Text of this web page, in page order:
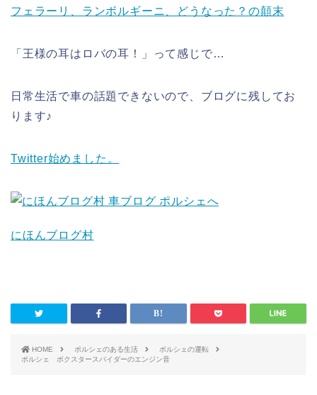
フェラーリ、ランボルギーニ、どうなった？の顛末
「王様の耳はロバの耳！」って感じで…
日常生活で車の話題できないので、ブログに残してお
ります♪
Twitter始めました。
にほんブログ村
HOME ポルシェのある生活
ポルシェの運転
ポルシェ ボクスタースパイダーのエンジン音